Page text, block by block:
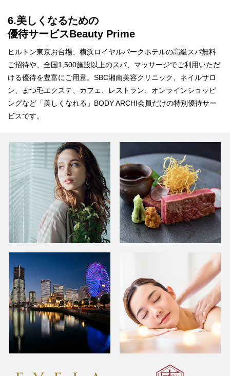
6.美しくなるための
優待サービスBeauty Prime
ヒルトン東京お台場、横浜ロイヤルパークホテルの高級スパ無料
ご招待や、全国1,500施設以上のスパ、マッサージでご利用いただ
ける優待を豊富にご用意。SBC湘南美容クリニック、ネイルサロ
ン、まつ毛エクステ、カフェ、レストラン、オンラインショッピ
ングなど「美しくなれる」BODY ARCHI会員だけの特別優待サー
ビスです。